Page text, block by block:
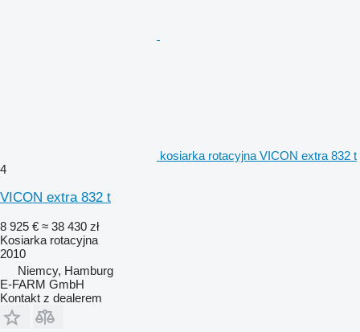
kosiarka rotacyjna VICON extra 832 t
4
VICON extra 832 t
8 925 € ≈ 38 430 zł
Kosiarka rotacyjna
2010
Niemcy, Hamburg
E-FARM GmbH
Kontakt z dealerem